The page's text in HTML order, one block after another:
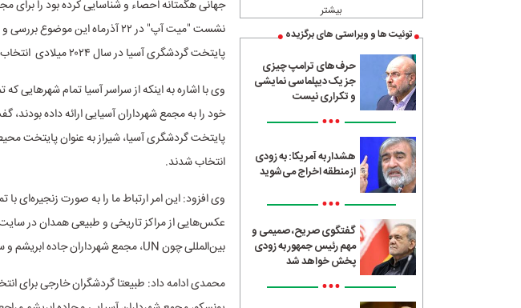
بیشتر
توئیت ها و ویراستی های برگزیده
حرف‌های ترامپ چیزی
جز یک دیپلماسی نمایشی
و تکراری نیست
•••
هشدار به آمریکا: به زودی
از منطقه اخراج می‌شوید
•••
گفتگوی صریح، صمیمی و
مهم رئیس جمهور به زودی
پخش خواهد شد
•••
جهانی هگمتانه احصاء و شناسایی کرده بود را برای
نشست "میت آپ" در ۲۲ آذرماه این
پایتخت گردشگری آسیا در سال ۲۰۲۴ میلادی انتخاب کردند.
وی با اشاره به اینکه از سراسر آسیا تمام شهرهایی
انتخاب شدند.
وی افزود: این امر ارتباط ما را به صورت زنجیره‌ای
عکس‌هایی از مراکز تاریخی و طبیعی همدان در
بین‌المللی چون UN، مجمع شهرداران جاده ابریشم و سایر مجامع بین‌المللی به تماشا در می‌آید.
محمدی ادامه داد: طبیعتا گردشگران خارجی